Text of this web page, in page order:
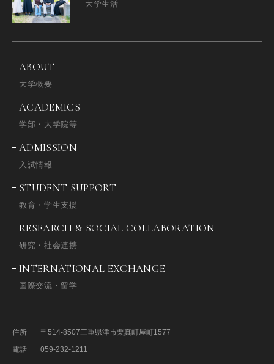
大学生活
ABOUT
大学概要
ACADEMICS
学部・大学院等
ADMISSION
入試情報
STUDENT SUPPORT
教育・学生支援
RESEARCH & SOCIAL COLLABORATION
研究・社会連携
INTERNATIONAL EXCHANGE
国際交流・留学
住所 〒514-8507三重県津市栗真町屋町1577
電話
059-232-1211